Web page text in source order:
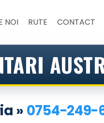
NOI RUTE CONTACT
» 0754-249-